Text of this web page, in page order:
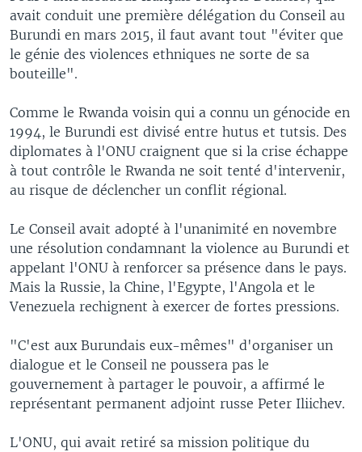
avait conduit une première délégation du Conseil au
Burundi en mars 2015, il faut avant tout "éviter que
le génie des violences ethniques ne sorte de sa
bouteille".
Comme le Rwanda voisin qui a connu un génocide en
1994, le Burundi est divisé entre hutus et tutsis. Des
diplomates à l'ONU craignent que si la crise échappe
à tout contrôle le Rwanda ne soit tenté d'intervenir,
au risque de déclencher un conflit régional.
Le Conseil avait adopté à l'unanimité en novembre
une résolution condamnant la violence au Burundi et
appelant l'ONU à renforcer sa présence dans le pays.
Mais la Russie, la Chine, l'Egypte, l'Angola et le
Venezuela rechignent à exercer de fortes pressions.
"C'est aux Burundais eux-mêmes" d'organiser un
dialogue et le Conseil ne poussera pas le
gouvernement à partager le pouvoir, a affirmé le
représentant permanent adjoint russe Peter Iliichev.
L'ONU, qui avait retiré sa mission politique du